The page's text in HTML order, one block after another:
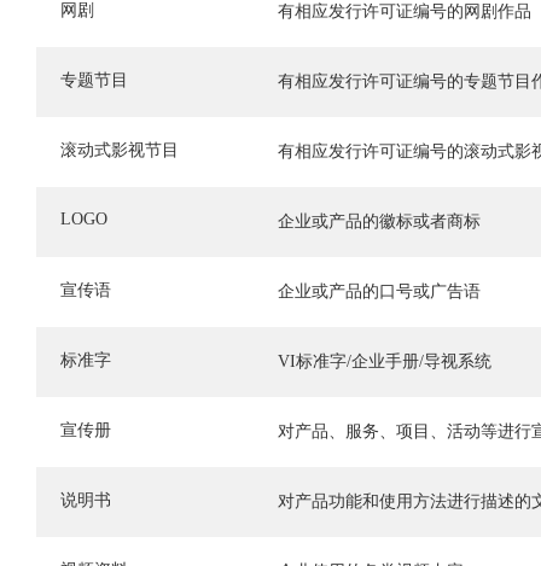
网剧 有相应发行许可证编号的网剧作品
专题节目 有相应发行许可证编号的专题节目
滚动式影视节目 有相应发行许可证编号的滚动式影
LOGO 企业或产品的徽标或者商标
宣传语 企业或产品的口号或广告语
标准字 VI标准字/企业手册/导视系统
宣传册 对产品、服务、项目、活动等进行
说明书 对产品功能和使用方法进行描述的